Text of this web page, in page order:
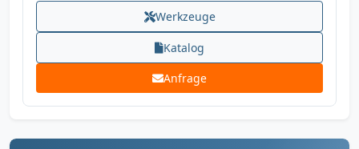
Werkzeuge
Katalog
Anfrage